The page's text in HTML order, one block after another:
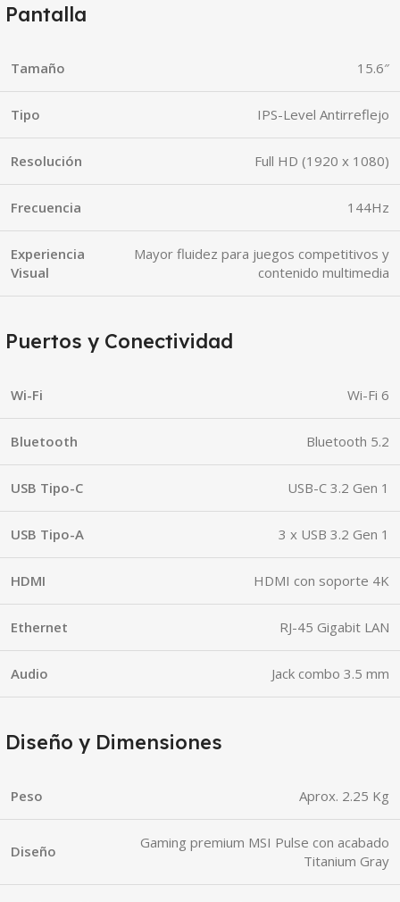
Pantalla
Tamaño 15.6″
Tipo IPS-Level Antirreflejo
Resolución Full HD (1920 x 1080)
Frecuencia 144Hz
Experiencia
Visual
Mayor fluidez para juegos competitivos y
contenido multimedia
Puertos y Conectividad
Wi-Fi Wi-Fi 6
Bluetooth Bluetooth 5.2
USB Tipo-C USB-C 3.2 Gen 1
USB Tipo-A 3 x USB 3.2 Gen 1
HDMI HDMI con soporte 4K
Ethernet RJ-45 Gigabit LAN
Audio Jack combo 3.5 mm
Diseño y Dimensiones
Peso Aprox. 2.25 Kg
Diseño
Gaming premium MSI Pulse con acabado
Titanium Gray